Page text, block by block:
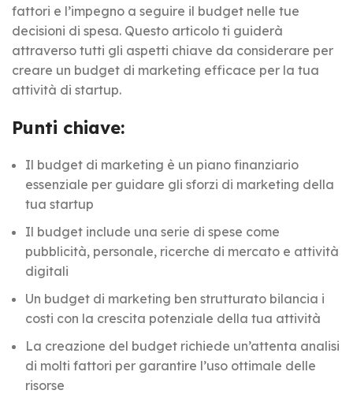
fattori e l’impegno a seguire il budget nelle tue
decisioni di spesa. Questo articolo ti guiderà
attraverso tutti gli aspetti chiave da considerare per
creare un budget di marketing efficace per la tua
attività di startup.
Punti chiave:
Il budget di marketing è un piano finanziario
essenziale per guidare gli sforzi di marketing della
tua startup
Il budget include una serie di spese come
pubblicità, personale, ricerche di mercato e attività
digitali
Un budget di marketing ben strutturato bilancia i
costi con la crescita potenziale della tua attività
La creazione del budget richiede un’attenta analisi
di molti fattori per garantire l’uso ottimale delle
risorse